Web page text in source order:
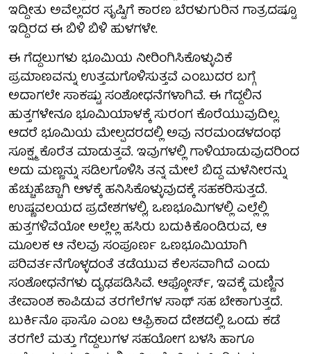
ಇದ್ದೀತು ಅವೆಲ್ಲದರ ಸೃಷ್ಟಿಗೆ ಕಾರಣ ಬೆರಳುಗುರಿನ ಗಾತ್ರದಷ್ಟೂ
ಇದ್ದಿರದ ಈ ಬಿಳಿ ಬಿಳಿ ಹುಳಗಳೇ.
ಈ ಗೆದ್ದಲುಗಳು ಭೂಮಿಯ ನೀರಿಂಗಿಸಿಕೊಳ್ಳುವಿಕೆ
ಪ್ರಮಾಣವನ್ನು ಉತ್ತಮಗೊಳಿಸುತ್ತವೆ ಎಂಬುದರ ಬಗ್ಗೆ
ಅದಾಗಲೇ ಸಾಕಷ್ಟು ಸಂಶೋಧನೆಗಳಾಗಿವೆ. ಈ ಗೆದ್ದಲಿನ
ಹುತ್ತಗಳೇನೂ ಭೂಮಿಯಾಳಕ್ಕೆ ಸುರಂಗ ಕೊರೆಯುವುದಿಲ್ಲ.
ಆದರೆ ಭೂಮಿಯ ಮೇಲ್ಪದರದಲ್ಲಿ ಅವು ನರಮಂಡಳದಂಥ
ಸೂಕ್ಷ್ಮ ಕೊರೆತ ಮಾಡುತ್ತವೆ. ಇವುಗಳಲ್ಲಿ ಗಾಳಿಯಾಡುವುದರಿಂದ
ಅದು ಮಣ್ಣನ್ನು ಸಡಿಲಗೊಳಿಸಿ ತನ್ನ ಮೇಲೆ ಬಿದ್ದ ಮಳೆನೀರನ್ನು
ಹೆಚ್ಚುಹೆಚ್ಚಾಗಿ ಆಳಕ್ಕೆ ಹನಿಸಿಕೊಳ್ಳುವುದಕ್ಕೆ ಸಹಕರಿಸುತ್ತದೆ.
ಉಷ್ಣವಲಯದ ಪ್ರದೇಶಗಳಲ್ಲಿ, ಒಣಭೂಮಿಗಳಲ್ಲಿ ಎಲ್ಲೆಲ್ಲಿ
ಹುತ್ತಗಳಿವೆಯೋ ಅಲ್ಲೆಲ್ಲ ಹಸಿರು ಬದುಕಿಕೊಂಡಿರುವ, ಆ
ಮೂಲಕ ಆ ನೆಲವು ಸಂಪೂರ್ಣ ಒಣಭೂಮಿಯಾಗಿ
ಪರಿವರ್ತನೆಗೊಳ್ಳದಂತೆ ತಡೆಯುವ ಕೆಲಸವಾಗಿದೆ ಎಂದು
ಸಂಶೋಧನೆಗಳು ದೃಢಪಡಿಸಿವೆ. ಆಫ್ಕೋರ್ಸ್, ಇವಕ್ಕೆ ಮಣ್ಣಿನ
ತೇವಾಂಶ ಕಾಪಿಡುವ ತರಗೆಲೆಗಳ ಸಾಥ್ ಸಹ ಬೇಕಾಗುತ್ತದೆ.
ಬುರ್ಕಿನೊ ಫಾಸೊ ಎಂಬ ಆಫ್ರಿಕಾದ ದೇಶದಲ್ಲಿ ಒಂದು ಕಡೆ
ತರಗೆಲೆ ಮತ್ತು ಗೆದ್ದಲುಗಳ ಸಹಯೋಗ ಬಳಸಿ ಹಾಗೂ